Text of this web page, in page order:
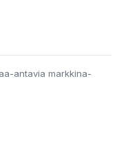
antavia markkina-